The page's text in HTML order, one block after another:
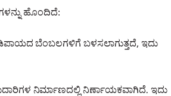
ಹೊಂದಿದೆ:
ಬೆಂಬಲಗಳಿಗೆ ಬಳಸಲಾಗುತ್ತದೆ, ಇದು
ನಿರ್ಮಾಣದಲ್ಲಿ ನಿರ್ಣಾಯಕವಾಗಿದೆ. ಇದು